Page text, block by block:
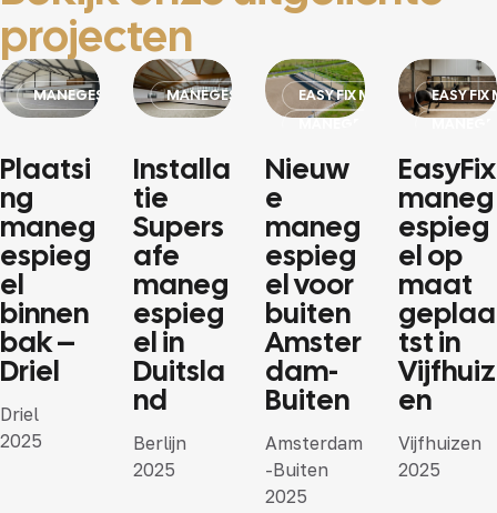
projecten
MANEGESPIEGEL OP MAAT
Plaatsi
ng
maneg
espieg
el
binnen
bak –
Driel
Driel
2025
MANEGESPIEGEL OP MAAT
Installa
tie
Supers
afe
maneg
espieg
el in
Duitsla
nd
Berlijn
2025
EASY FIX MANEGESPIEGELS
MANEGESPIEGEL OP MAAT
Nieuw
e
maneg
espieg
el voor
buiten
Amster
dam-
Buiten
Amsterdam
-Buiten
2025
EASY FIX
EasyFix
maneg
espieg
el op
maat
geplaa
tst in
Vijfhuiz
en
Vijfhuizen
2025